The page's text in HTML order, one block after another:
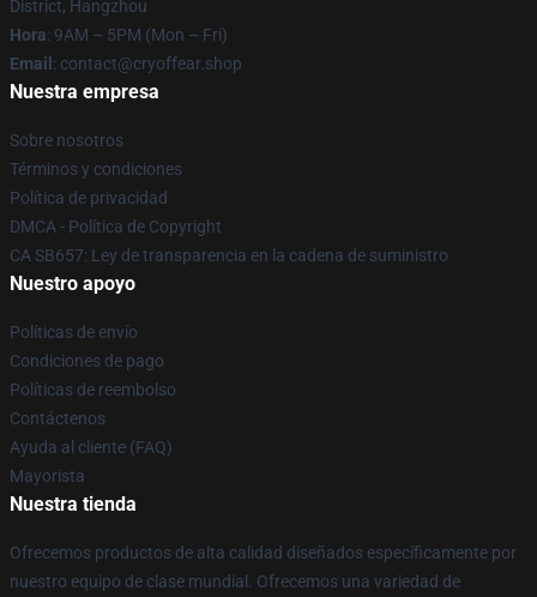
District, Hangzhou
Hora: 9AM – 5PM (Mon – Fri)
Email : contact@cryoffear.shop
Nuestra empresa
Sobre nosotros
Términos y condiciones
Política de privacidad
DMCA - Política de Copyright
CA SB657: Ley de transparencia en la cadena de suministro
Nuestro apoyo
Políticas de envío
Condiciones de pago
Políticas de reembolso
Contáctenos
Ayuda al cliente (FAQ)
Mayorista
Nuestra tienda
Ofrecemos productos de alta calidad diseñados específicamente por
nuestro equipo de clase mundial. Ofrecemos una variedad de